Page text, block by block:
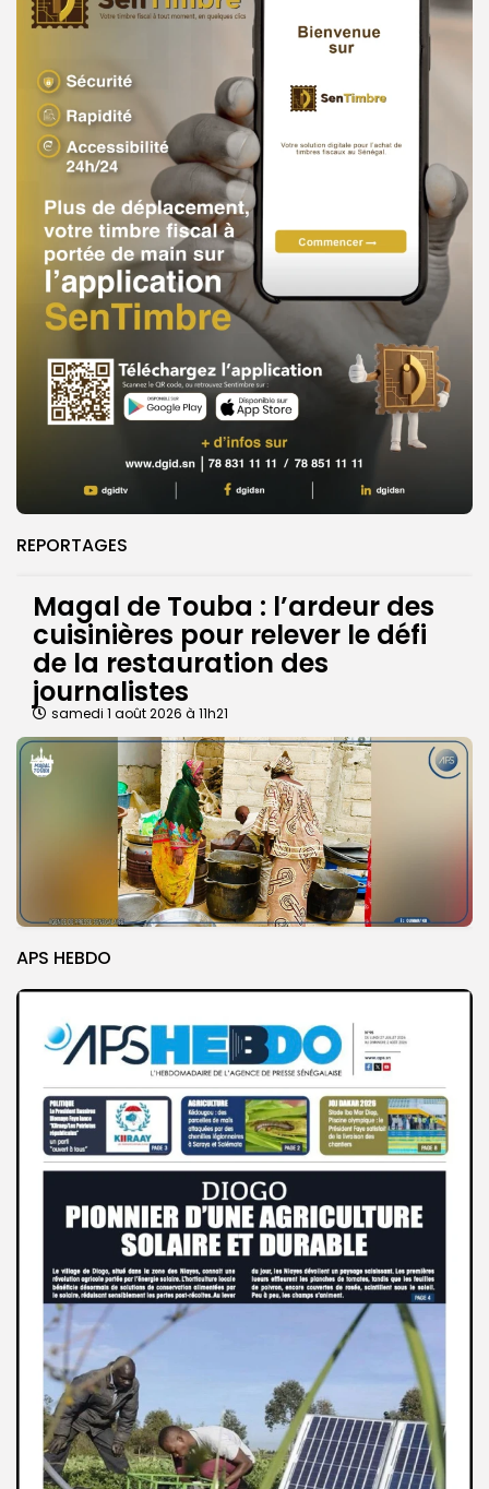
REPORTAGES
Magal de Touba : l’ardeur des
cuisinières pour relever le défi
de la restauration des
journalistes
samedi 1 août 2026 à 11h21
APS HEBDO